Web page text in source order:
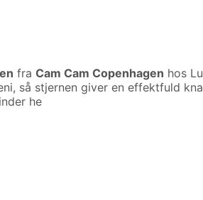
fra Cam Cam Copenhagen hos
så stjernen giver en effektfuld
he